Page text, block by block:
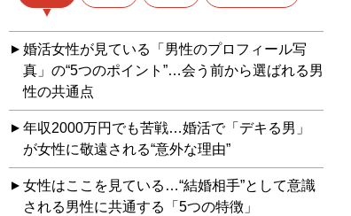
婚活女性が見ている「男性のプロフィール写
真」の“5つのポイント”…会う前から選ばれる男
性の共通点
年収2000万円でも苦戦…婚活で「デキる男」
が女性に敬遠される“意外な理由”
女性はここを見ている…“結婚相手”として意識
される男性に共通する「5つの特徴」